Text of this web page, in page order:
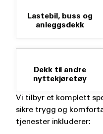
Lastebil, buss og
anleggsdekk
Dekk til andre
nyttekjøretøy
Vi tilbyr et komplett
sikre trygg og
tjenester inkluderer: